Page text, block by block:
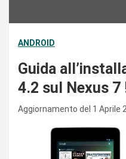
ANDROID
Guida
4.2 sul Nexus 7
Aggiornamento del 1 Aprile